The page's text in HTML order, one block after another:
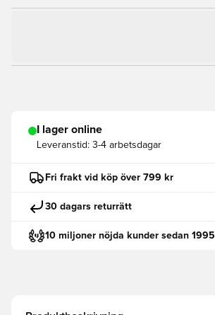
I lager online
Leveranstid: 3-4 arbetsdagar
Fri frakt vid köp över 799 kr
30 dagars returrätt
10 miljoner nöjda kunder sedan 1995